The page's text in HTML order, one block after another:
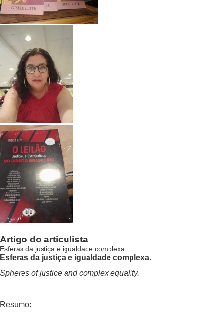
Artigo do articulista
Esferas da justiça e igualdade complexa.
Esferas da justiça e igualdade complexa.
Spheres of justice and complex equality.
Resumo: